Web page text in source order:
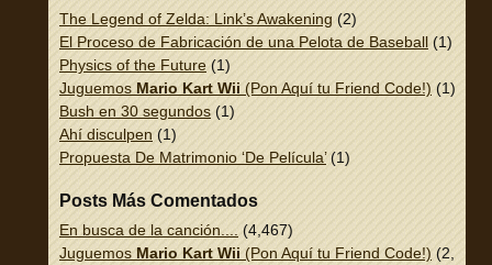
The Legend of Zelda: Link’s Awakening (2)
El Proceso de Fabricación de una Pelota de Baseball (1)
Physics of the Future (1)
Juguemos Mario Kart Wii (Pon Aquí tu Friend Code!) (1)
Bush en 30 segundos (1)
Ahí disculpen (1)
Propuesta De Matrimonio ‘De Película’(1)
Posts Más Comentados
En busca de la canción....
(4,467)
Juguemos Mario Kart Wii (Pon Aquí tu Friend Code!) (2,337)